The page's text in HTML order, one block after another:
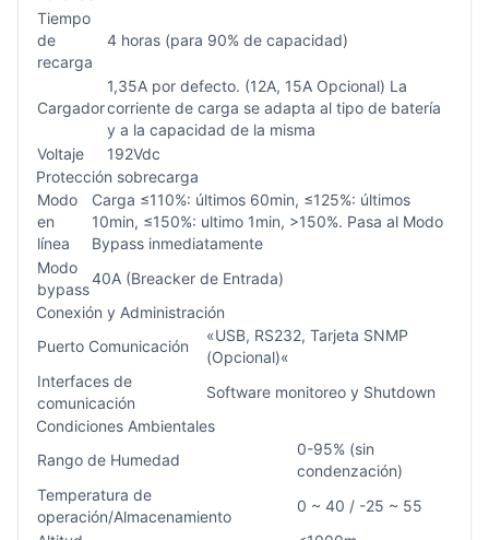
Tiempo
de
recarga
4 horas (para 90% de capacidad)
Cargador
1,35A por defecto. (12A, 15A Opcional) La
corriente de carga se adapta al tipo de batería
y a la capacidad de la misma
Voltaje
192Vdc
Protección sobrecarga
Modo
en
línea
Carga ≤110%: últimos 60min, ≤125%: últimos
10min, ≤150%: ultimo 1min, >150%. Pasa al Modo
Bypass inmediatamente
Modo
bypass
40A (Breacker de Entrada)
Conexión y Administración
Puerto Comunicación
«USB, RS232, Tarjeta SNMP
(Opcional)«
Interfaces de
comunicación
Software monitoreo y Shutdown
Condiciones Ambientales
Rango de Humedad
0-95% (sin
condenzación)
Temperatura de
operación/Almacenamiento
0 ~ 40 / -25 ~ 55